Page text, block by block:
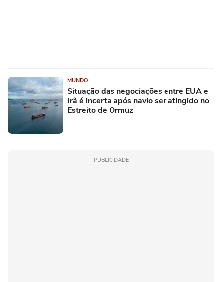
MUNDO
Situação das negociações entre EUA e
Irã é incerta após navio ser atingido no
Estreito de Ormuz
PUBLICIDADE